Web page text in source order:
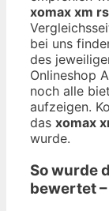
xomax xm
bei uns
des
Onlineshop
noch alle
aufzeigen.
das xomax
wurde.
So wurde
bewertet